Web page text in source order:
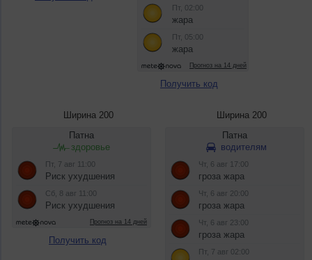
Получить код
Ширина 200
Получить код
Ширина 200